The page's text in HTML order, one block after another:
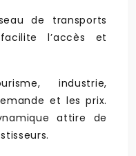
de transports
l’accès et
industrie,
et les prix.
attire de